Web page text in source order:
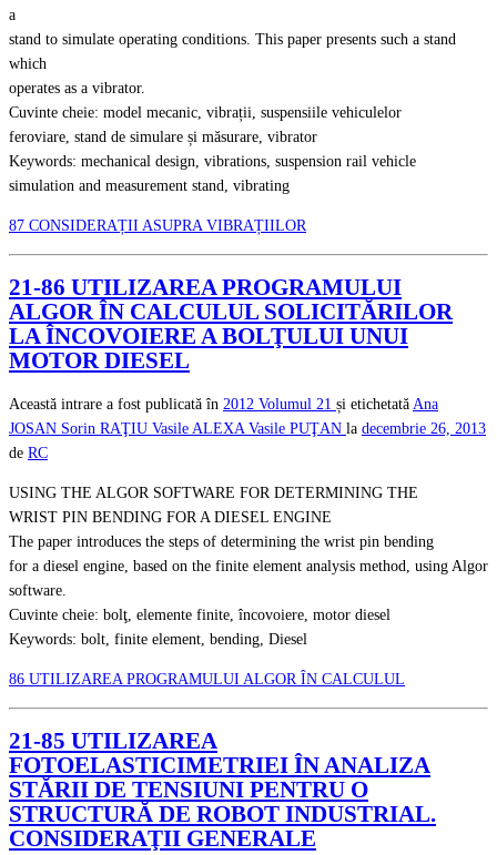
a
stand to simulate operating conditions. This paper presents such a stand
which
operates as a vibrator.
Cuvinte cheie: model mecanic, vibrații, suspensiile vehiculelor
feroviare, stand de simulare și măsurare, vibrator
Keywords: mechanical design, vibrations, suspension rail vehicle
simulation and measurement stand, vibrating
87 CONSIDERAȚII ASUPRA VIBRAȚIILOR
21-86 UTILIZAREA PROGRAMULUI
ALGOR ÎN CALCULUL SOLICITĂRILOR
LA ÎNCOVOIERE A BOLŢULUI UNUI
MOTOR DIESEL
Această intrare a fost publicată în 2012 Volumul 21 și etichetată Ana
JOSAN Sorin RAŢIU Vasile ALEXA Vasile PUŢAN la decembrie 26, 2013
de RC
USING THE ALGOR SOFTWARE FOR DETERMINING THE
WRIST PIN BENDING FOR A DIESEL ENGINE
The paper introduces the steps of determining the wrist pin bending
for a diesel engine, based on the finite element analysis method, using Algor
software.
Cuvinte cheie: bolţ, elemente finite, încovoiere, motor diesel
Keywords: bolt, finite element, bending, Diesel
86 UTILIZAREA PROGRAMULUI ALGOR ÎN CALCULUL
21-85 UTILIZAREA
FOTOELASTICIMETRIEI ÎN ANALIZA
STĂRII DE TENSIUNI PENTRU O
STRUCTURĂ DE ROBOT INDUSTRIAL.
CONSIDERAŢII GENERALE